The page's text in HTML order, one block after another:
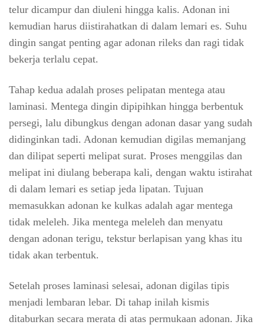
telur dicampur dan diuleni hingga kalis. Adonan ini
kemudian harus diistirahatkan di dalam lemari es. Suhu
dingin sangat penting agar adonan rileks dan ragi tidak
bekerja terlalu cepat.
Tahap kedua adalah proses pelipatan mentega atau
laminasi. Mentega dingin dipipihkan hingga berbentuk
persegi, lalu dibungkus dengan adonan dasar yang sudah
didinginkan tadi. Adonan kemudian digilas memanjang
dan dilipat seperti melipat surat. Proses menggilas dan
melipat ini diulang beberapa kali, dengan waktu istirahat
di dalam lemari es setiap jeda lipatan. Tujuan
memasukkan adonan ke kulkas adalah agar mentega
tidak meleleh. Jika mentega meleleh dan menyatu
dengan adonan terigu, tekstur berlapisan yang khas itu
tidak akan terbentuk.
Setelah proses laminasi selesai, adonan digilas tipis
menjadi lembaran lebar. Di tahap inilah kismis
ditaburkan secara merata di atas permukaan adonan. Jika